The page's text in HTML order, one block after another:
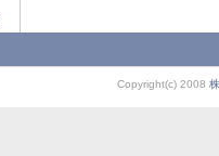
Copyright(c) 2008